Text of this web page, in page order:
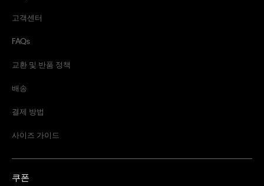
고객센터
FAQs
교환 및 반품 정책
배송
결제 방법
사이즈 가이드
쿠폰